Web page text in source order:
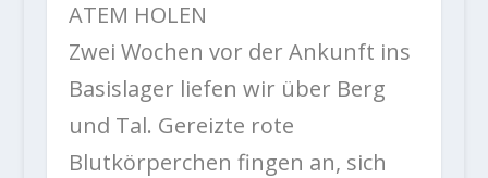
ATEM HOLEN
Zwei Wochen vor der Ankunft ins
Basislager liefen wir über Berg
und Tal. Gereizte rote
Blutkörperchen fingen an, sich